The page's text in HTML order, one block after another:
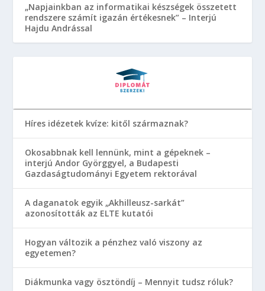
„Napjainkban az informatikai készségek összetett
rendszere számít igazán értékesnek” – Interjú
Hajdu Andrással
Híres idézetek kvíze: kitől származnak?
Okosabbnak kell lennünk, mint a gépeknek –
interjú Andor Györggyel, a Budapesti
Gazdaságtudományi Egyetem rektorával
A daganatok egyik „Akhilleusz-sarkát”
azonosították az ELTE kutatói
Hogyan változik a pénzhez való viszony az
egyetemen?
Diákmunka vagy ösztöndíj – Mennyit tudsz róluk?